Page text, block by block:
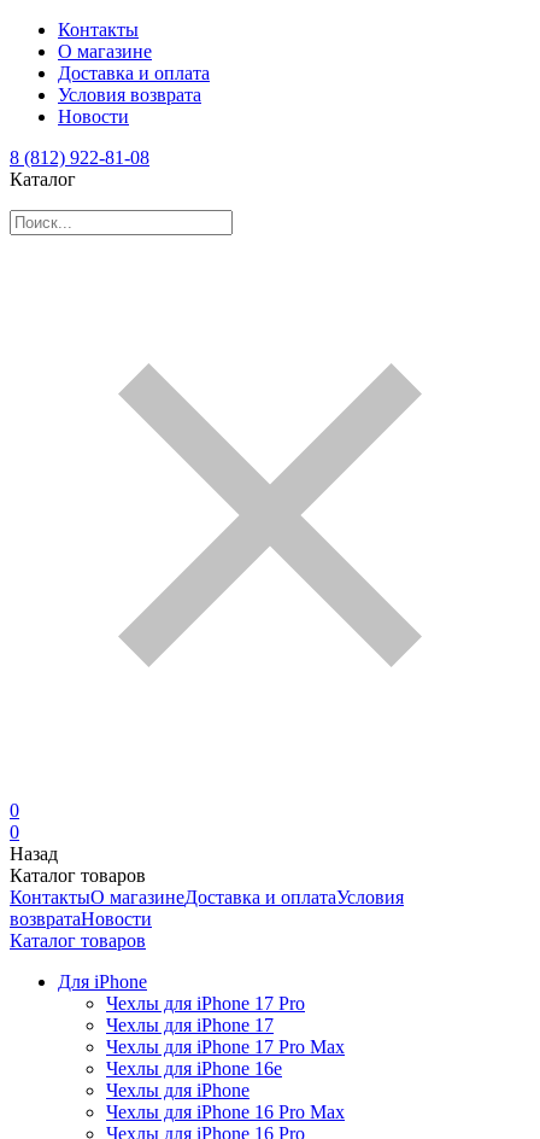
Контакты
О магазине
Доставка и оплата
Условия возврата
Новости
8 (812) 922-81-08
Каталог
0
0
Назад
Каталог товаров
КонтактыО магазинеДоставка и оплатаУсловия
возвратаНовости
Каталог товаров
Для iPhone
Чехлы для iPhone 17 Pro
Чехлы для iPhone 17
Чехлы для iPhone 17 Pro Max
Чехлы для iPhone 16e
Чехлы для iPhone
Чехлы для iPhone 16 Pro Max
Чехлы для iPhone 16 Pro